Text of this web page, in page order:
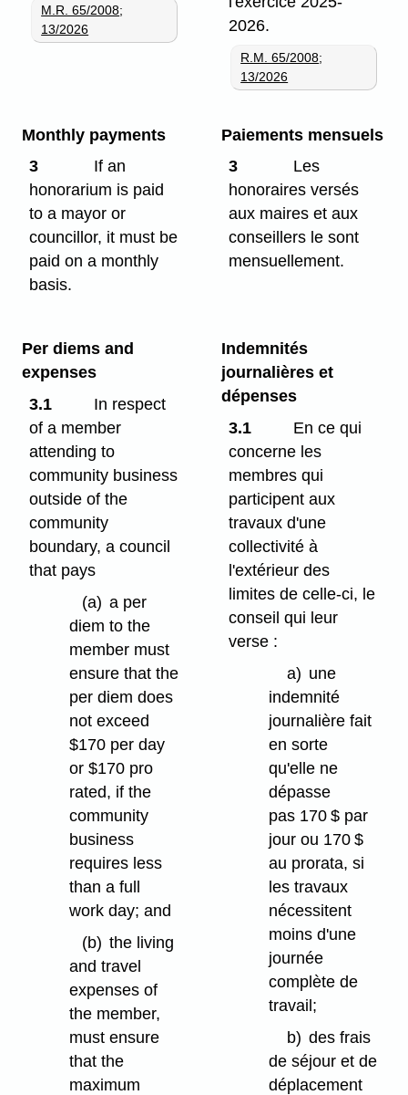
M.R. 65/2008;
13/2026
2026.
R.M. 65/2008;
13/2026
Monthly payments
3
If an
honorarium is paid
to a mayor or
councillor, it must be
paid on a monthly
basis.
Paiements mensuels
3
Les
honoraires versés
aux maires et aux
conseillers le sont
mensuellement.
Per diems and
expenses
3.1
In respect
of a member
attending to
community business
outside of the
community
boundary, a council
that pays
(a) a per
diem to the
member must
ensure that the
per diem does
not exceed
$170 per day
or $170 pro
rated, if the
community
business
requires less
than a full
work day; and
(b) the living
and travel
expenses of
the member,
must ensure
that the
maximum
Indemnités
journalières et
dépenses
3.1
En ce qui
concerne les
membres qui
participent aux
travaux d'une
collectivité à
l'extérieur des
limites de celle-ci, le
conseil qui leur
verse :
a) une
indemnité
journalière fait
en sorte
qu'elle ne
dépasse
pas 170 $ par
jour ou 170 $
au prorata, si
les travaux
nécessitent
moins d'une
journée
complète de
travail;
b) des frais
de séjour et de
déplacement